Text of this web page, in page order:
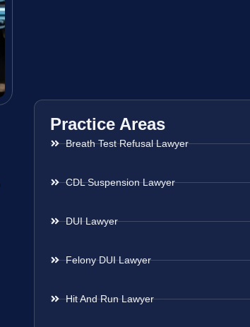
Practice Areas
Breath Test Refusal Lawyer
CDL Suspension Lawyer
DUI Lawyer
Felony DUI Lawyer
Hit And Run Lawyer